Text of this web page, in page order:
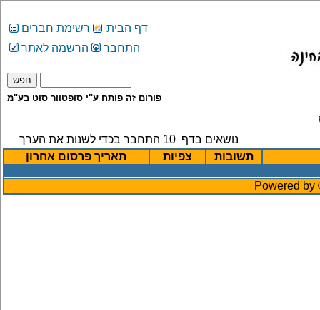
רשימת חברים
דף הבית
הרשמה לאתר
התחבר
פורום זה פותח ע"י סופטוור סוט בע"מ
נושאים בדף 10 התחבר בכדי לשנות את הערך
תאריך פרסום אחרון
צפיות תשובות
Powered by